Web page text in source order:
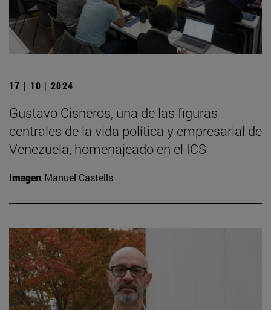
17 | 10 | 2024
Gustavo Cisneros, una de las figuras
centrales de la vida política y empresarial de
Venezuela, homenajeado en el ICS
Imagen Manuel Castells